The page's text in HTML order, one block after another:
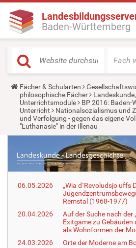
Baden-Württemberg
Fach
Y
o
u
a
r
e
h
e
:
Fächer & Schularten
philosophische Fächer
Unterrichtsmodule
BP 2016: Baden-
Unterricht
Nationalsozialismus und
und Verfolgung - gegen das eigene
"Euthanasie" in der Illenau
06.05.2026
„Wia d´Revoludsjo uffs
Remstal (1968-1977)
20.04.2026
Auf der Suche nach der
Exitgame zu Gebäuden
als Wohnformen der
24.03.2026
Orte der Moderne am